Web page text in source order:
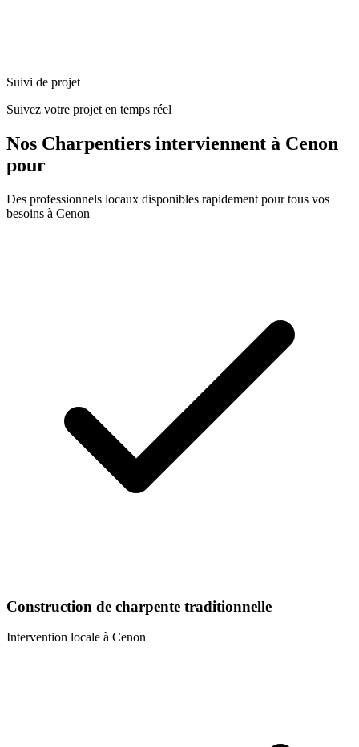
Suivi de projet
Suivez votre projet en temps réel
Nos Charpentiers interviennent à Cenon
pour
Des professionnels locaux disponibles rapidement pour tous vos
besoins à Cenon
Construction de charpente traditionnelle
Intervention locale à Cenon